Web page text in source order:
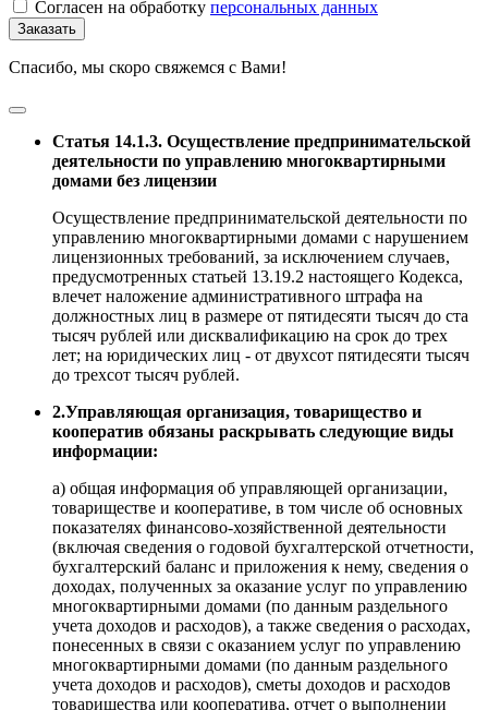
Согласен на обработку персональных данных
Заказать
Спасибо, мы скоро свяжемся с Вами!
Статья 14.1.3. Осуществление предпринимательской
деятельности по управлению многоквартирными
домами без лицензии
Осуществление предпринимательской деятельности по
управлению многоквартирными домами с нарушением
лицензионных требований, за исключением случаев,
предусмотренных статьей 13.19.2 настоящего Кодекса,
влечет наложение административного штрафа на
должностных лиц в размере от пятидесяти тысяч до ста
тысяч рублей или дисквалификацию на срок до трех
лет; на юридических лиц - от двухсот пятидесяти тысяч
до трехсот тысяч рублей.
2.Управляющая организация, товарищество и
кооператив обязаны раскрывать следующие виды
информации:
а) общая информация об управляющей организации,
товариществе и кооперативе, в том числе об основных
показателях финансово-хозяйственной деятельности
(включая сведения о годовой бухгалтерской отчетности,
бухгалтерский баланс и приложения к нему, сведения о
доходах, полученных за оказание услуг по управлению
многоквартирными домами (по данным раздельного
учета доходов и расходов), а также сведения о расходах,
понесенных в связи с оказанием услуг по управлению
многоквартирными домами (по данным раздельного
учета доходов и расходов), сметы доходов и расходов
товарищества или кооператива, отчет о выполнении